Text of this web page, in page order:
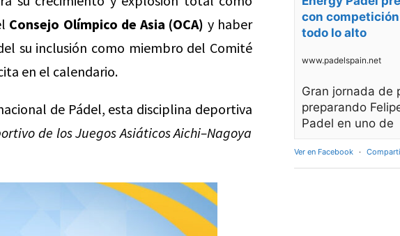
Consejo Olímpico de Asia (OCA) y haber
su inclusión como miembro del Comité
en el calendario.
de Pádel, esta disciplina deportiva
de los Juegos Asiáticos Aichi–Nagoya
con
todo lo alto
www.padelspain.net
Gran jornada de
preparando
Padel en uno de
Ver en Facebook ·